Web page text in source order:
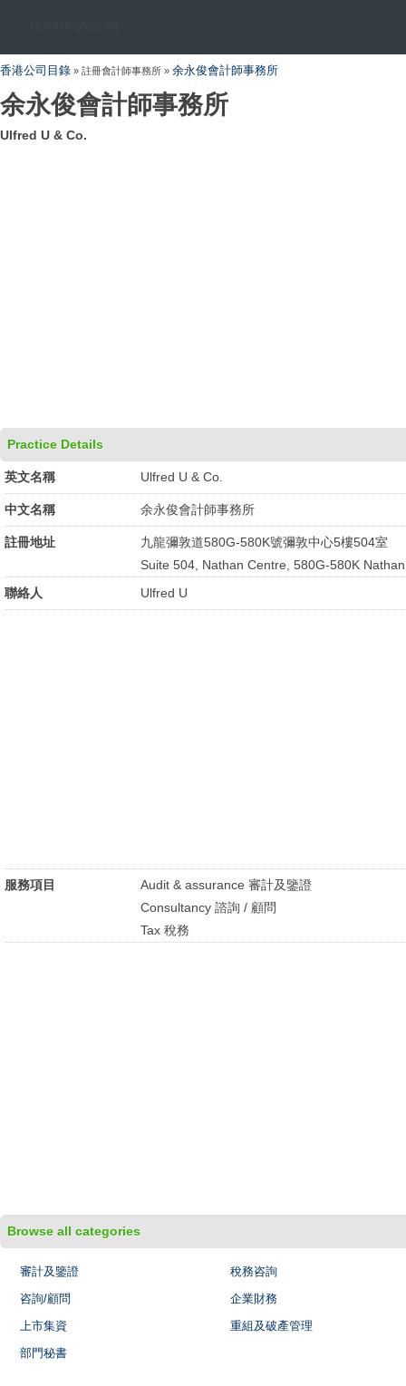
香港公司目錄 » 註冊會計師事務所 » 余永俊會計師事務所
余永俊會計師事務所
Ulfred U & Co.
Practice Details
英文名稱 Ulfred U & Co.
中文名稱 余永俊會計師事務所
註冊地址
九龍彌敦道580G-580K號彌敦中心5樓504室
Suite 504, Nathan Centre, 580G-580K
聯絡人
Ulfred U
服務項目
Audit & assurance 審計及鑒證
Consultancy 諮詢 / 顧問
Tax 稅務
Browse all categories
審計及鑒證
稅務咨詢
咨詢/顧問
企業財務
上市集資
重組及破產管理
部門秘書